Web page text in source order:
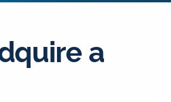
a